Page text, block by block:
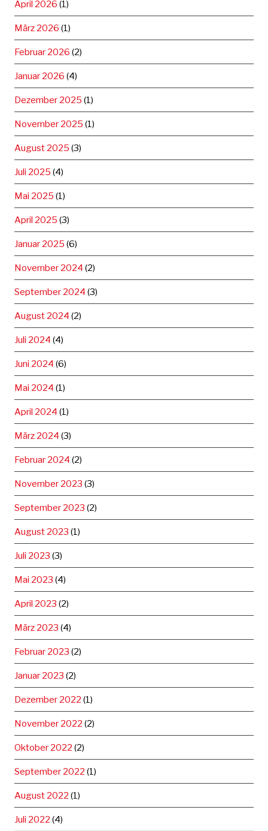
April 2026 (1)
März 2026 (1)
Februar 2026 (2)
Januar 2026 (4)
Dezember 2025 (1)
November 2025 (1)
August 2025 (3)
Juli 2025 (4)
Mai 2025 (1)
April 2025 (3)
Januar 2025 (6)
November 2024 (2)
September 2024 (3)
August 2024 (2)
Juli 2024 (4)
Juni 2024 (6)
Mai 2024 (1)
April 2024 (1)
März 2024 (3)
Februar 2024 (2)
November 2023 (3)
September 2023 (2)
August 2023 (1)
Juli 2023 (3)
Mai 2023 (4)
April 2023 (2)
März 2023 (4)
Februar 2023 (2)
Januar 2023 (2)
Dezember 2022 (1)
November 2022 (2)
Oktober 2022 (2)
September 2022 (1)
August 2022 (1)
Juli 2022 (4)